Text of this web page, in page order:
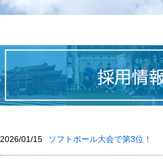
2026/01/15 ソフトボール大会で第3位！